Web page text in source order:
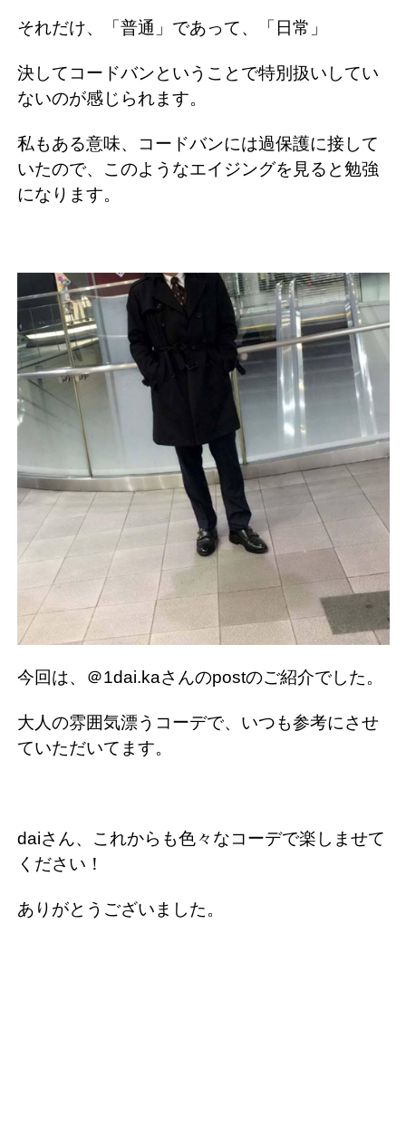
それだけ、「普通」であって、「日常」
決してコードバンということで特別扱いしてい
ないのが感じられます。
私もある意味、コードバンには過保護に接して
いたので、このようなエイジングを見ると勉強
になります。
今回は、＠1dai.kaさんのpostのご紹介でした。
大人の雰囲気漂うコーデで、いつも参考にさせ
ていただいてます。
daiさん、これからも色々なコーデで楽しませて
ください！
ありがとうございました。